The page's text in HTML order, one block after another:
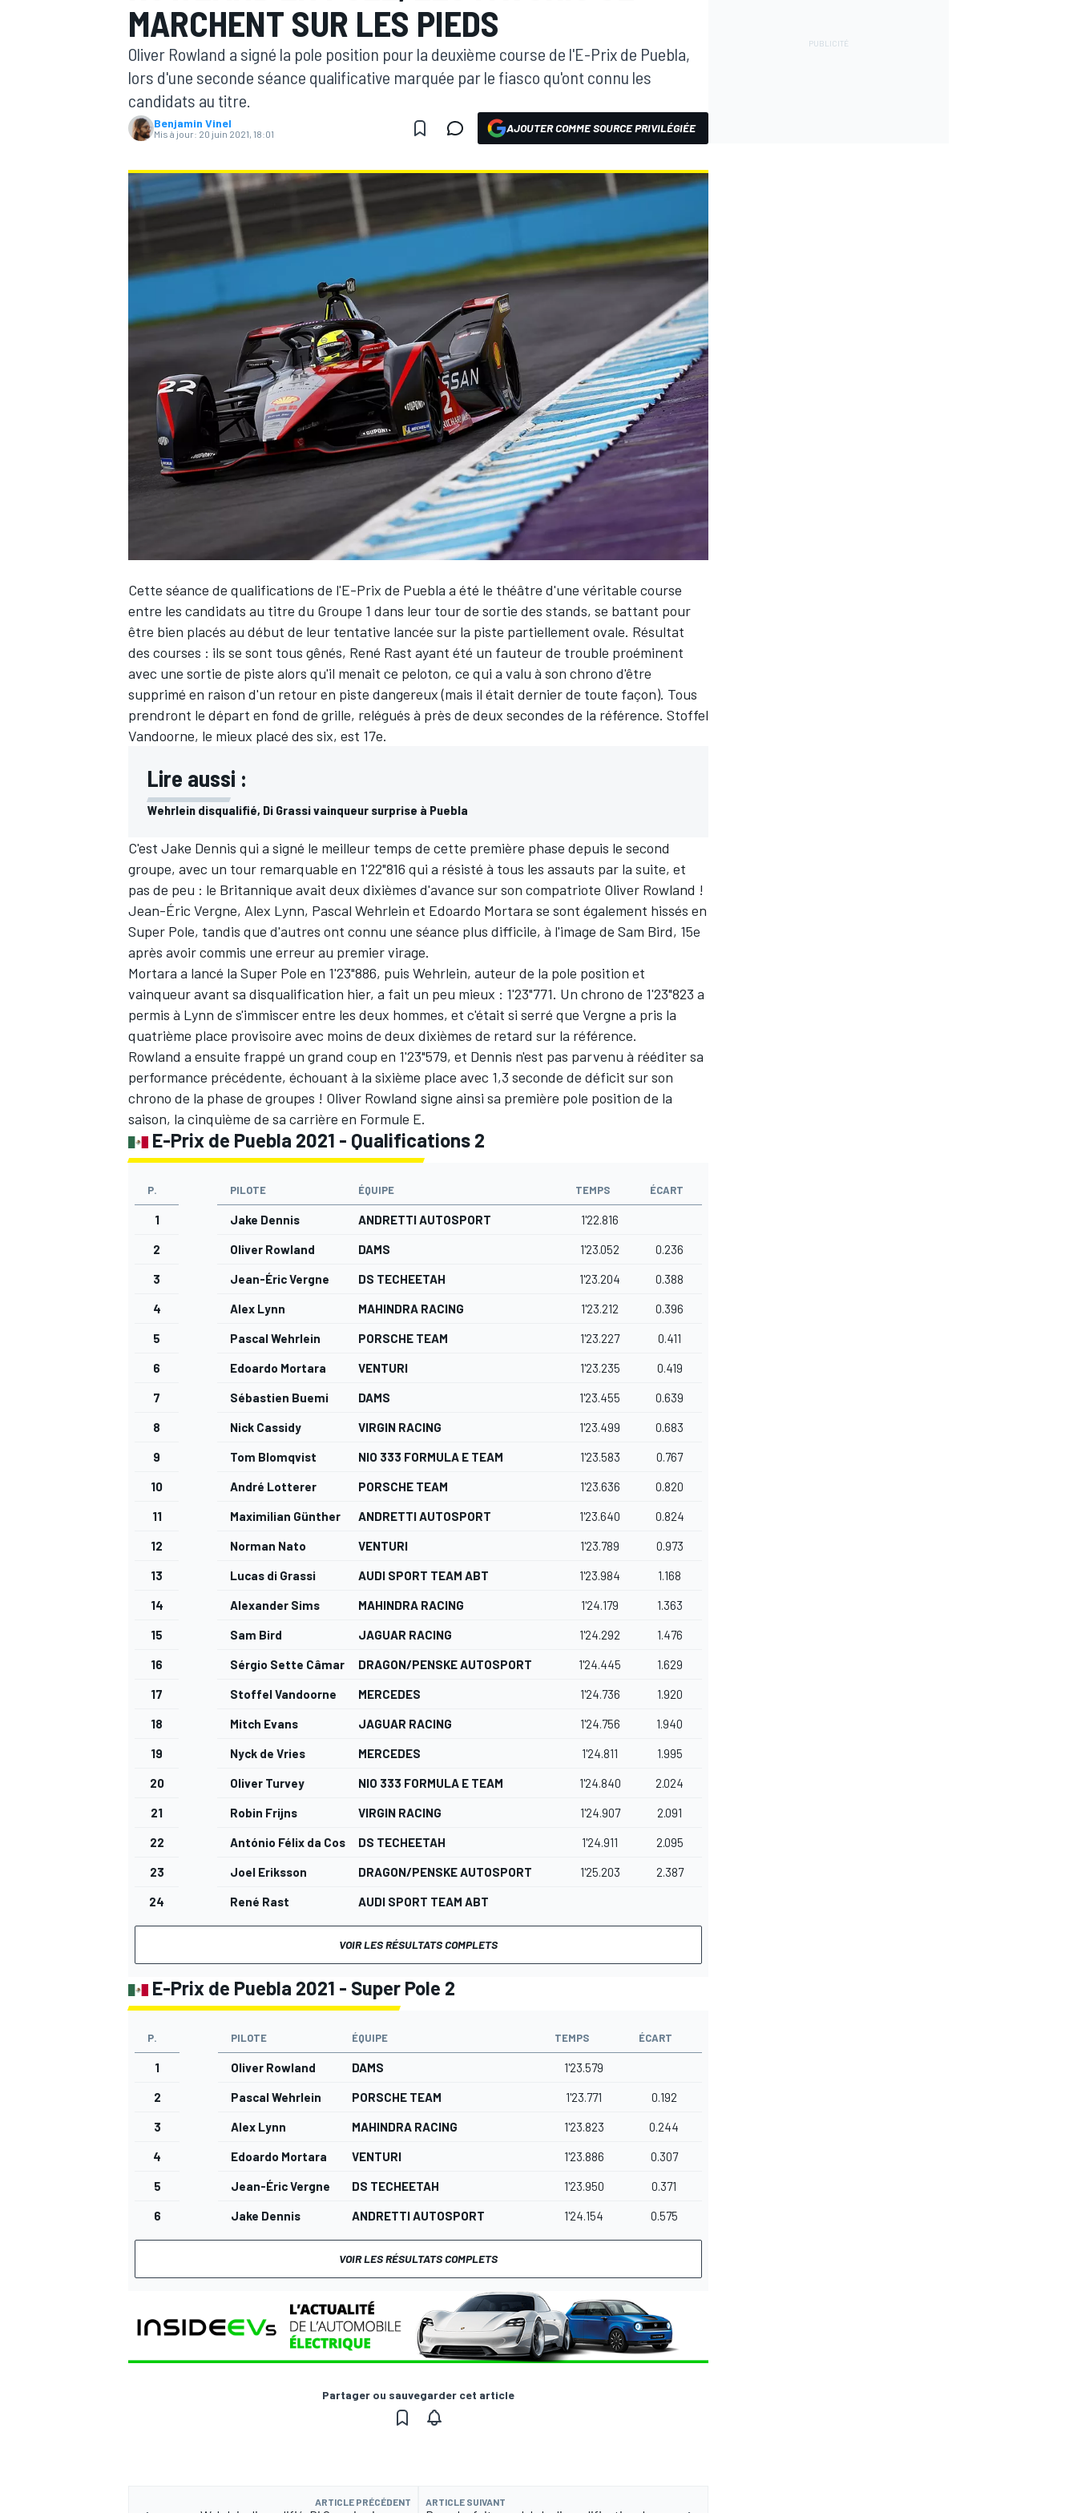
MOTOGP
WEC
MARCHENT SUR LES PIEDS
Oliver Rowland a signé la pole position pour la deuxième course de l'E-Prix de Puebla,
lors d'une seconde séance qualificative marquée par le fiasco qu'ont connu les
candidats au titre.
Benjamin Vinel
Mis à jour: 20 juin 2021, 18:01 AJOUTER COMME SOURCE PRIVILÉGIÉE
Cette séance de qualifications de l'E-Prix de Puebla a été le théâtre d'une véritable course
entre les candidats au titre du Groupe 1 dans leur tour de sortie des stands, se battant pour
être bien placés au début de leur tentative lancée sur la piste partiellement ovale. Résultat
des courses : ils se sont tous gênés, René Rast ayant été un fauteur de trouble proéminent
avec une sortie de piste alors qu'il menait ce peloton, ce qui a valu à son chrono d'être
supprimé en raison d'un retour en piste dangereux (mais il était dernier de toute façon). Tous
prendront le départ en fond de grille, relégués à près de deux secondes de la référence. Stoffel
Vandoorne, le mieux placé des six, est 17e.
Lire aussi :
Wehrlein disqualifié, Di Grassi vainqueur surprise à Puebla
C'est Jake Dennis qui a signé le meilleur temps de cette première phase depuis le second
groupe, avec un tour remarquable en 1'22"816 qui a résisté à tous les assauts par la suite, et
pas de peu : le Britannique avait deux dixièmes d'avance sur son compatriote Oliver Rowland !
Jean-Éric Vergne, Alex Lynn, Pascal Wehrlein et Edoardo Mortara se sont également hissés en
Super Pole, tandis que d'autres ont connu une séance plus difficile, à l'image de Sam Bird, 15e
après avoir commis une erreur au premier virage.
Mortara a lancé la Super Pole en 1'23"886, puis Wehrlein, auteur de la pole position et
vainqueur avant sa disqualification hier, a fait un peu mieux : 1'23"771. Un chrono de 1'23"823 a
permis à Lynn de s'immiscer entre les deux hommes, et c'était si serré que Vergne a pris la
quatrième place provisoire avec moins de deux dixièmes de retard sur la référence.
Rowland a ensuite frappé un grand coup en 1'23"579, et Dennis n'est pas parvenu à rééditer sa
performance précédente, échouant à la sixième place avec 1,3 seconde de déficit sur son
chrono de la phase de groupes ! Oliver Rowland signe ainsi sa première pole position de la
saison, la cinquième de sa carrière en Formule E.
E-Prix de Puebla 2021 - Qualifications 2
P. PILOTE ÉQUIPE TEMPS ÉCART
1 Jake Dennis ANDRETTI AUTOSPORT 1'22.816
2 Oliver Rowland DAMS 1'23.052 0.236
3 Jean-Éric Vergne DS TECHEETAH 1'23.204 0.388
4 Alex Lynn MAHINDRA RACING 1'23.212 0.396
5 Pascal Wehrlein PORSCHE TEAM 1'23.227 0.411
6 Edoardo Mortara VENTURI 1'23.235 0.419
7 Sébastien Buemi DAMS 1'23.455 0.639
8 Nick Cassidy VIRGIN RACING 1'23.499 0.683
9 Tom Blomqvist NIO 333 FORMULA E TEAM 1'23.583 0.767
10 André Lotterer PORSCHE TEAM 1'23.636 0.820
11 Maximilian Günther ANDRETTI AUTOSPORT 1'23.640 0.824
12 Norman Nato VENTURI 1'23.789 0.973
13 Lucas di Grassi AUDI SPORT TEAM ABT 1'23.984 1.168
14 Alexander Sims MAHINDRA RACING 1'24.179 1.363
15 Sam Bird JAGUAR RACING 1'24.292 1.476
16 Sérgio Sette Câmara DRAGON/PENSKE AUTOSPORT 1'24.445 1.629
17 Stoffel Vandoorne MERCEDES 1'24.736 1.920
18 Mitch Evans JAGUAR RACING 1'24.756 1.940
19 Nyck de Vries MERCEDES 1'24.811 1.995
20 Oliver Turvey NIO 333 FORMULA E TEAM 1'24.840 2.024
21 Robin Frijns VIRGIN RACING 1'24.907 2.091
22 António Félix da Costa DS TECHEETAH 1'24.911 2.095
23 Joel Eriksson DRAGON/PENSKE AUTOSPORT 1'25.203 2.387
24 René Rast AUDI SPORT TEAM ABT
VOIR LES RÉSULTATS COMPLETS
E-Prix de Puebla 2021 - Super Pole 2
P. PILOTE ÉQUIPE TEMPS ÉCART
1 Oliver Rowland DAMS 1'23.579
2 Pascal Wehrlein PORSCHE TEAM 1'23.771 0.192
3 Alex Lynn MAHINDRA RACING 1'23.823 0.244
4 Edoardo Mortara VENTURI 1'23.886 0.307
5 Jean-Éric Vergne DS TECHEETAH 1'23.950 0.371
6 Jake Dennis ANDRETTI AUTOSPORT 1'24.154 0.575
VOIR LES RÉSULTATS COMPLETS
Partager ou sauvegarder cet article
ARTICLE PRÉCÉDENT ARTICLE SUIVANT